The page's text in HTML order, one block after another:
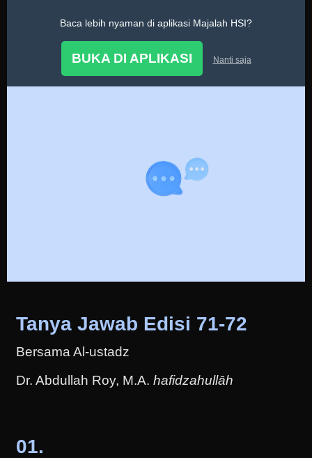
Baca lebih nyaman di aplikasi Majalah HSI?
BUKA DI APLIKASI Nanti saja
Tanya Ustadz
Tanya Jawab Edisi 71-72
Bersama Al-ustadz
Dr. Abdullah Roy, M.A.hafidzahullāh
01.